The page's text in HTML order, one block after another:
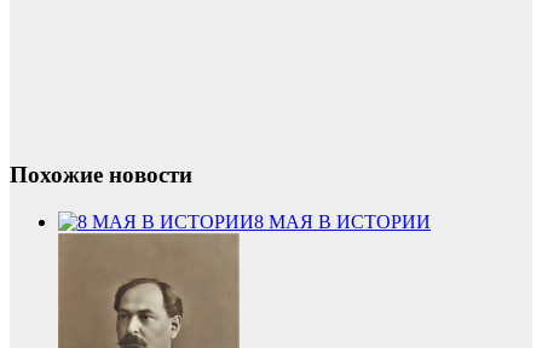
Похожие новости
8 МАЯ В ИСТОРИИ